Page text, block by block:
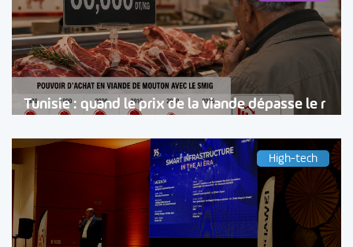
Tunisie : quand le prix de la viande dépasse le r
High-tech